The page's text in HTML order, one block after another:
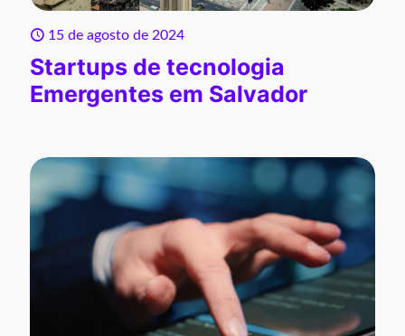
15 de agosto de 2024
Startups de tecnologia
Emergentes em Salvador